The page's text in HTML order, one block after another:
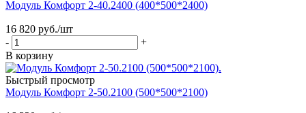
Модуль Комфорт 2-40.2400 (400*500*2400)
16 820 руб./шт
-
+
В корзину
Быстрый просмотр
Модуль Комфорт 2-50.2100 (500*500*2100)